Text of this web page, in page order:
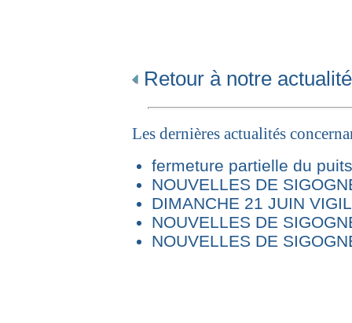
Retour à notre actualité
Les dernières actualités
fermeture partielle du
NOUVELLES DE
DIMANCHE 21 JUIN
NOUVELLES DE
NOUVELLES DE